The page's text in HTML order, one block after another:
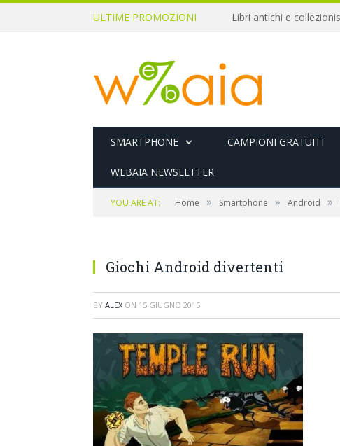
ULTIME PROMOZIONI
SMARTPHONE CAMPIONI GRATUITI
WEBAIA NEWSLETTER
YOU ARE AT: Home » Smartphone » Android »
Giochi Android divertenti
BY ALEX ON 15 GIUGNO 2015